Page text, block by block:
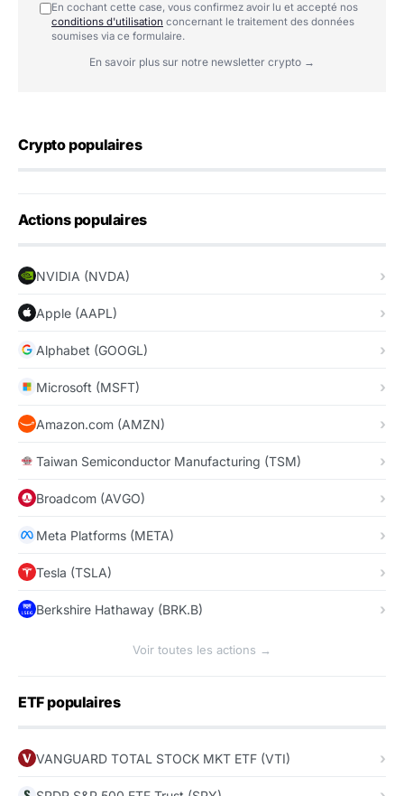
En cochant cette case, vous confirmez avoir lu et accepté nos
conditions d'utilisation concernant le traitement des données
soumises via ce formulaire.
En savoir plus sur notre newsletter crypto →
Crypto populaires
Actions populaires
NVIDIA (NVDA)
Apple (AAPL)
Alphabet (GOOGL)
Microsoft (MSFT)
Amazon.com (AMZN)
Taiwan Semiconductor Manufacturing (TSM)
Broadcom (AVGO)
Meta Platforms (META)
Tesla (TSLA)
Berkshire Hathaway (BRK.B)
Voir toutes les actions →
ETF populaires
VANGUARD TOTAL STOCK MKT ETF (VTI)